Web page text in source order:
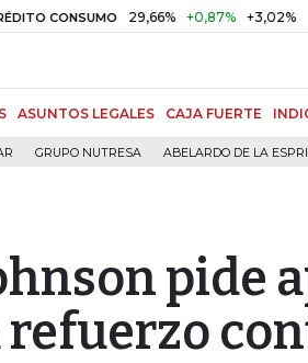
29,66% +0,87% +3,02% DTF
ASUNTOS LEGALES CAJA FUERTE
GRUPO NUTRESA ABELARDO DE LA
pide
refuerzo